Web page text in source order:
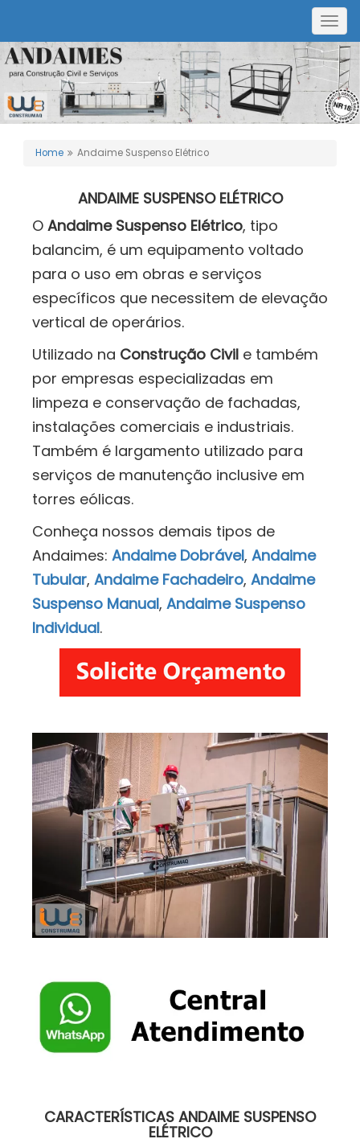
Home Andaime Suspenso Elétrico
ANDAIME SUSPENSO ELÉTRICO
O Andaime Suspenso Elétrico, tipo
balancim, é um equipamento voltado
para o uso em obras e serviços
específicos que necessitem de elevação
vertical de operários.
Utilizado na Construção Civil e também
por empresas especializadas em
limpeza e conservação de fachadas,
instalações comerciais e industriais.
Também é largamento utilizado para
serviços de manutenção inclusive em
torres eólicas.
Conheça nossos demais tipos de
Andaimes: Andaime Dobrável, Andaime
Tubular, Andaime Fachadeiro, Andaime
Suspenso Manual, Andaime Suspenso
Individual.
CARACTERÍSTICAS ANDAIME SUSPENSO
ELÉTRICO